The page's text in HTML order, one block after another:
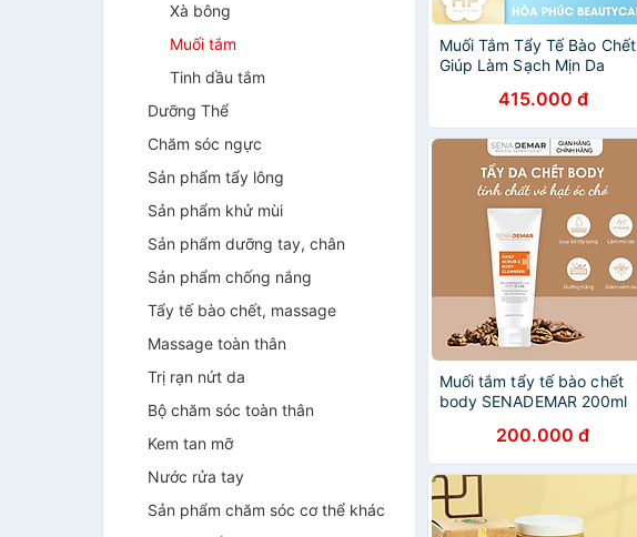
Xà bông
Muối tắm
Tinh dầu tắm
Dưỡng Thể
Chăm sóc ngực
Sản phẩm tẩy lông
Sản phẩm khử mùi
Sản phẩm dưỡng tay, chân
Sản phẩm chống nắng
Tẩy tế bào chết, massage
Massage toàn thân
Trị rạn nứt da
Bộ chăm sóc toàn thân
Kem tan mỡ
Nước rửa tay
Sản phẩm chăm sóc cơ thể khác
Muối Tắm Tẩy Tế Bào Chết
Giúp Làm Sạch Mịn Da
Care Body Soap Scrub
415.000 đ
Muối tắm tẩy tế bào chết
body SENADEMAR 200ml
200.000 đ